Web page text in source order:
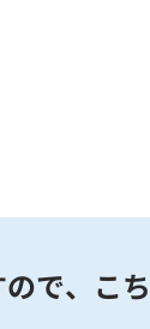
で、 こ